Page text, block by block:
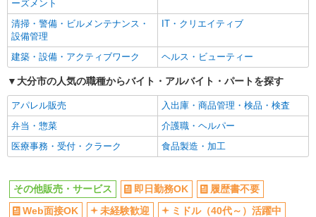
ーズメント
清掃・警備・ビルメンテナンス・
設備管理
IT・クリエイティブ
建築・設備・アクティブワーク ヘルス・ビューティー
大分市の人気の職種からバイト・アルバイト・パートを探す
アパレル販売
入出庫・商品管理・検品・検査
弁当・惣菜
介護職・ヘルパー
医療事務・受付・クラーク
食品製造・加工
その他販売・サービス 即日勤務OK
履歴書不要
Web面接OK
未経験歓迎
ミドル（40代～）活躍中